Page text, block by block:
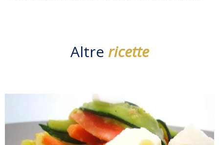
Altre ricette